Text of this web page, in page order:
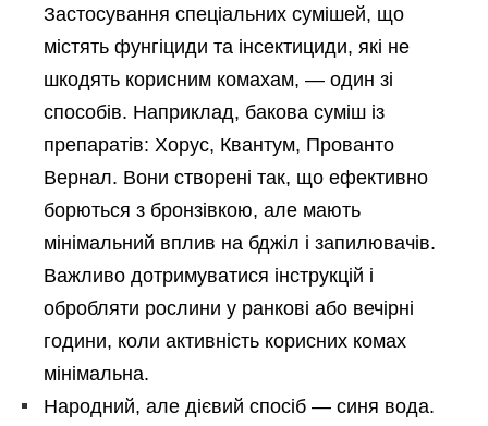
Застосування спеціальних сумішей, що
містять фунгіциди та інсектициди, які не
шкодять корисним комахам, — один зі
способів. Наприклад, бакова суміш із
препаратів: Хорус, Квантум, Прованто
Вернал. Вони створені так, що ефективно
борються з бронзівкою, але мають
мінімальний вплив на бджіл і запилювачів.
Важливо дотримуватися інструкцій і
обробляти рослини у ранкові або вечірні
години, коли активність корисних комах
мінімальна.
Народний, але дієвий спосіб — синя вода.